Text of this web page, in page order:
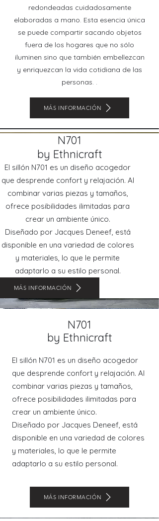
redondeadas cuidadosamente
elaboradas a mano. Esta esencia única
se puede compartir sacando objetos
fuera de los hogares que no sólo
iluminen sino que también embellezcan
y enriquezcan la vida cotidiana de las
personas. .
MÁS INFORMACIÓN
N701
by Ethnicraft
El sillón N701 es un diseño acogedor
que desprende confort y relajación. Al
combinar varias piezas y tamaños,
ofrece posibilidades ilimitadas para
crear un ambiente único.
Diseñado por Jacques Deneef, está
disponible en una variedad de colores
y materiales, lo que le permite
adaptarlo a su estilo personal.
MÁS INFORMACIÓN
N701
by Ethnicraft
El sillón N701 es un diseño acogedor
que desprende confort y relajación. Al
combinar varias piezas y tamaños,
ofrece posibilidades ilimitadas para
crear un ambiente único.
Diseñado por Jacques Deneef, está
disponible en una variedad de colores
y materiales, lo que le permite
adaptarlo a su estilo personal.
MÁS INFORMACIÓN